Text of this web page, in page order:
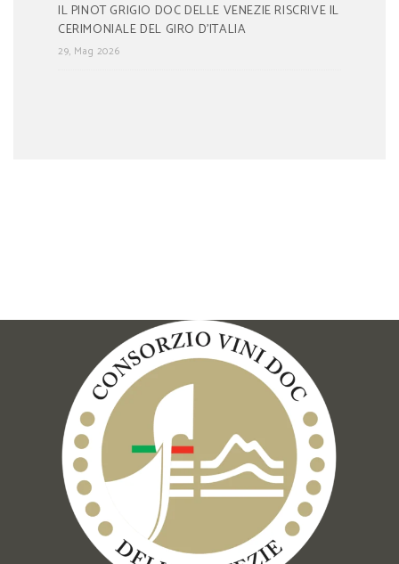
IL PINOT GRIGIO DOC DELLE VENEZIE RISCRIVE IL
CERIMONIALE DEL GIRO D’ITALIA
29, Mag 2026